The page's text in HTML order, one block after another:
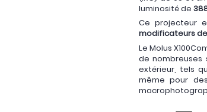
luminosité de
Ce projecteur
modificateurs
Le Molus
de nombreuses
extérieur, tels
même pour